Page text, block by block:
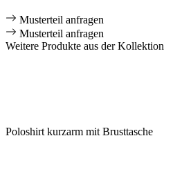
Musterteil anfragen
Musterteil anfragen
Weitere Produkte aus der Kollektion
Poloshirt kurzarm mit Brusttasche